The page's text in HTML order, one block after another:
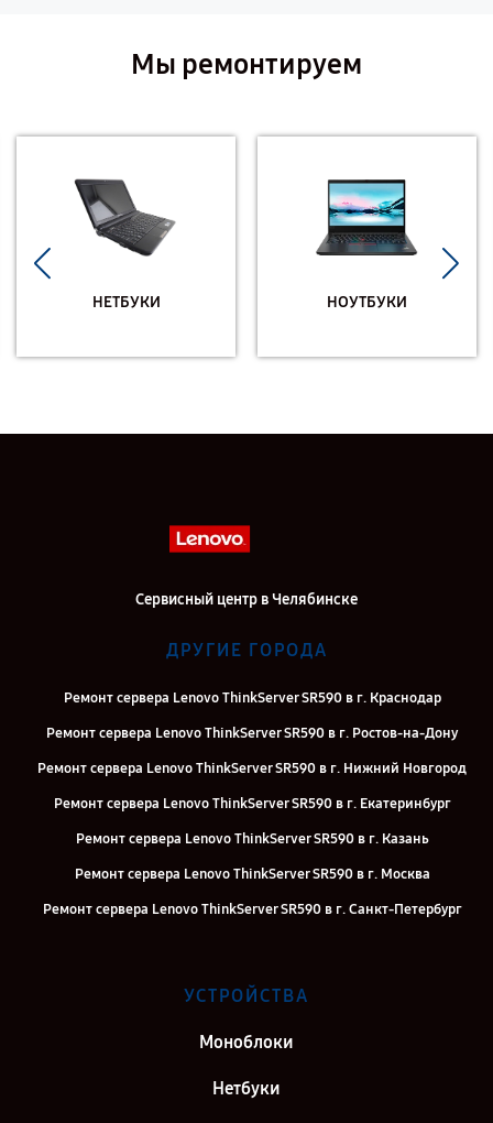
Мы ремонтируем
НЕТБУКИ НОУТБУКИ
Сервисный центр в Челябинске
ДРУГИЕ ГОРОДА
Ремонт сервера Lenovo ThinkServer SR590 в г. Краснодар
Ремонт сервера Lenovo ThinkServer SR590 в г. Ростов-на-Дону
Ремонт сервера Lenovo ThinkServer SR590 в г. Нижний Новгород
Ремонт сервера Lenovo ThinkServer SR590 в г. Екатеринбург
Ремонт сервера Lenovo ThinkServer SR590 в г. Казань
Ремонт сервера Lenovo ThinkServer SR590 в г. Москва
Ремонт сервера Lenovo ThinkServer SR590 в г. Санкт-Петербург
УСТРОЙСТВА
Моноблоки
Нетбуки